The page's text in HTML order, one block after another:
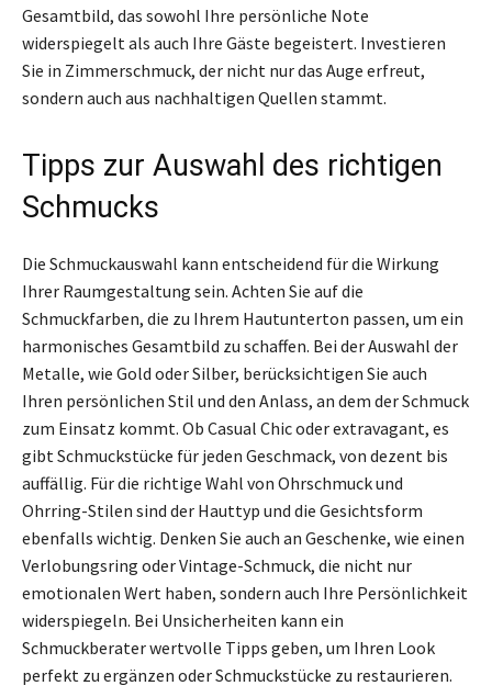
Gesamtbild, das sowohl Ihre persönliche Note
widerspiegelt als auch Ihre Gäste begeistert. Investieren
Sie in Zimmerschmuck, der nicht nur das Auge erfreut,
sondern auch aus nachhaltigen Quellen stammt.
Tipps zur Auswahl des richtigen
Schmucks
Die Schmuckauswahl kann entscheidend für die Wirkung
Ihrer Raumgestaltung sein. Achten Sie auf die
Schmuckfarben, die zu Ihrem Hautunterton passen, um ein
harmonisches Gesamtbild zu schaffen. Bei der Auswahl der
Metalle, wie Gold oder Silber, berücksichtigen Sie auch
Ihren persönlichen Stil und den Anlass, an dem der Schmuck
zum Einsatz kommt. Ob Casual Chic oder extravagant, es
gibt Schmuckstücke für jeden Geschmack, von dezent bis
auffällig. Für die richtige Wahl von Ohrschmuck und
Ohrring-Stilen sind der Hauttyp und die Gesichtsform
ebenfalls wichtig. Denken Sie auch an Geschenke, wie einen
Verlobungsring oder Vintage-Schmuck, die nicht nur
emotionalen Wert haben, sondern auch Ihre Persönlichkeit
widerspiegeln. Bei Unsicherheiten kann ein
Schmuckberater wertvolle Tipps geben, um Ihren Look
perfekt zu ergänzen oder Schmuckstücke zu restaurieren.